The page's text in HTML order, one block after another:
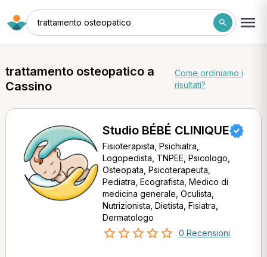
trattamento osteopatico
trattamento osteopatico a
Cassino
Come ordiniamo i
risultati?
Studio BÉBÉ CLINIQUE
Fisioterapista, Psichiatra,
Logopedista, TNPEE, Psicologo,
Osteopata, Psicoterapeuta,
Pediatra, Ecografista, Medico di
medicina generale, Oculista,
Nutrizionista, Dietista, Fisiatra,
Dermatologo
0 Recensioni